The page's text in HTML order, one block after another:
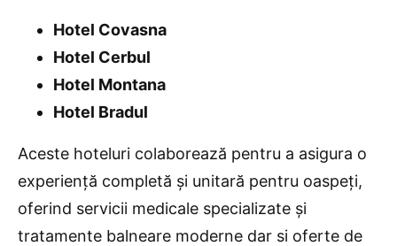
Hotel Covasna
Hotel Cerbul
Hotel Montana
Hotel Bradul
Aceste hoteluri colaborează pentru a asigura o
experiență completă și unitară pentru oaspeți,
oferind servicii medicale specializate și
tratamente balneare moderne dar si oferte de